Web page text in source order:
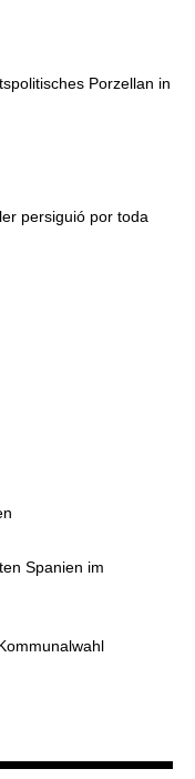
Porzellan in
persiguió por toda
Spanien im